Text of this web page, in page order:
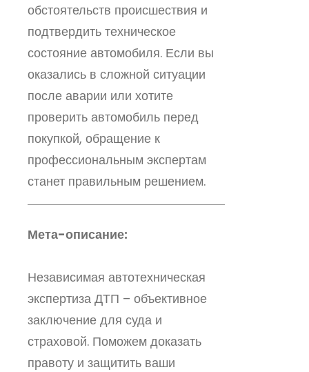
обстоятельств происшествия и
подтвердить техническое
состояние автомобиля. Если вы
оказались в сложной ситуации
после аварии или хотите
проверить автомобиль перед
покупкой, обращение к
профессиональным экспертам
станет правильным решением.
Мета-описание:
Независимая автотехническая
экспертиза ДТП – объективное
заключение для суда и
страховой. Поможем доказать
правоту и защитить ваши